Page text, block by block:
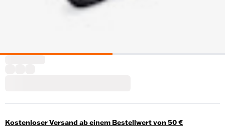
Kostenloser Versand ab einem Bestellwert von 50 €